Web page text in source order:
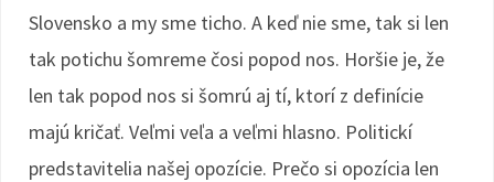
Slovensko a my sme ticho. A keď nie sme, tak si len
tak potichu šomreme čosi popod nos. Horšie je, že
len tak popod nos si šomrú aj tí, ktorí z definície
majú kričať. Veľmi veľa a veľmi hlasno. Politickí
predstavitelia našej opozície. Prečo si opozícia len